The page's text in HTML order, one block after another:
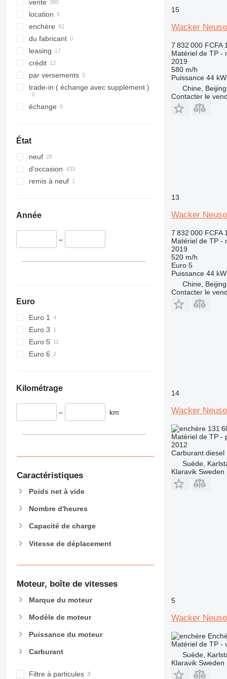
322
323
324
325
326
329
330
340
365
374
390
420
424
589
826
906
907
914
918
950
953
962
963
972
982
988
992
AP
CS
8035
CT
JS
JZ
NXT
S-Series
TM
Vibromax
vente
location
enchère
du fabricant
leasing
crédit
par versements
trade-in ( échange avec supplément )
échange
État
neuf
d'occasion
remis à neuf
Année
–
Euro
Euro 1
Euro 3
Euro 5
Euro 6
Kilométrage
– km
Caractéristiques
Poids net à vide
Nombre d'heures
Capacité de charge
Vitesse de déplacement
Moteur, boîte de vitesses
Marque du moteur
Modèle de moteur
Puissance du moteur
Carburant
Filtre à particules
15
Wacker
7 832 000 FCFA
Matériel de TP -
2019
580 m/h
Puissance 44
Chine, Beijing
Contacter le
13
Wacker
7 832 000 FCFA
Matériel de TP -
2019
520 m/h
Euro 5
Puissance 44
Chine, Beijing
Contacter le
14
Wacker
131
Matériel de TP -
2012
Carburant diesel
Suède,
Klaravik Sweden
5
Wacker
Matériel de TP -
Suède,
Klaravik Sweden